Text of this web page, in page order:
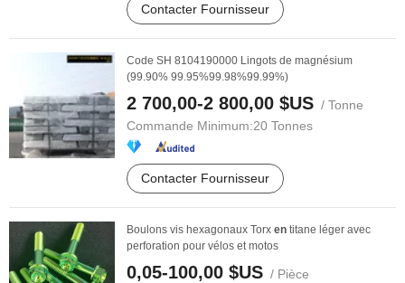
Contacter Fournisseur
Code SH 8104190000 Lingots de magnésium
(99.90% 99.95%99.98%99.99%)
2 700,00-2 800,00 $US / Tonne
Commande Minimum:20 Tonnes
Contacter Fournisseur
Boulons vis hexagonaux Torx en titane léger avec
perforation pour vélos et motos
0,05-100,00 $US / Pièce